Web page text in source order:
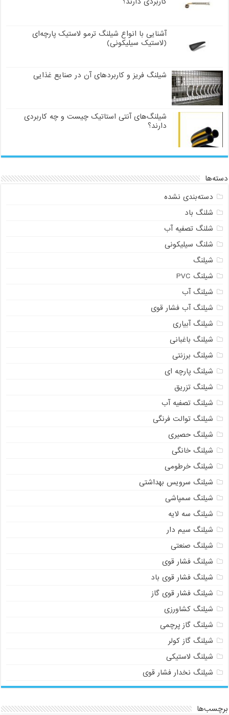
آشنایی با انواع شیلنگ ترمو لاستیک پارچه‌ای
(لاستیک سیلیکونی)
شیلنگ فریز و کاربردهای آن در صنایع غذایی
شیلنگ‌های آنتی استاتیک چیست و چه کاربردی
دارند؟
دسته‌ها
دسته‌بندی نشده
شلنگ باد
شلنگ تصفیه آب
شلنگ سیلیکونی
شیلنگ
شیلنگ PVC
شیلنگ آب
شیلنگ آب فشار قوی
شیلنگ آبیاری
شیلنگ باغبانی
شیلنگ برزنتی
شیلنگ پارچه ای
شیلنگ تزریق
شیلنگ تصفیه آب
شیلنگ توالت فرنگی
شیلنگ حصیری
شیلنگ خانگی
شیلنگ خرطومی
شیلنگ سرویس بهداشتی
شیلنگ سمپاشی
شیلنگ سه لایه
شیلنگ سیم دار
شیلنگ صنعتی
شیلنگ فشار قوی
شیلنگ فشار قوی باد
شیلنگ فشار قوی گاز
شیلنگ کشاورزی
شیلنگ گاز پرچمی
شیلنگ گاز کولر
شیلنگ لاستیکی
شیلنگ نخدار فشار قوی
برچسب‌ها